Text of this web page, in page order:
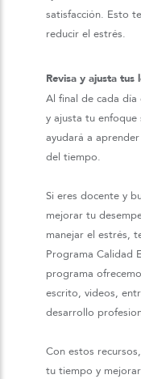
satisfacción. Esto
reducir el estrés.
Revisa y ajusta tus
Al final de cada día
y ajusta tu enfoque
ayudará a
del tiempo.
Si eres docente y
mejorar tu
manejar el estrés,
Programa Calidad
programa
escrito, videos,
desarrollo
Con estos
tu tiempo y